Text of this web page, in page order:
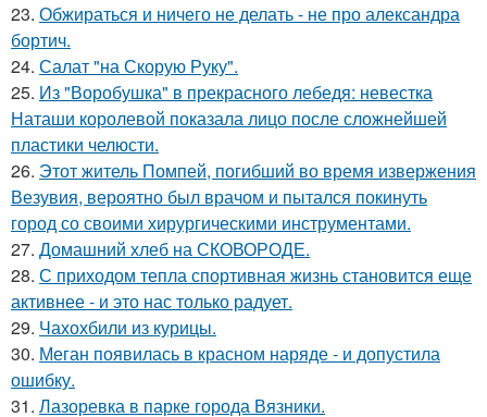
23. Обжираться и ничего не делать - не про александра
бортич.
24. Салат "на Скорую Руку".
25. Из "Воробушка" в прекрасного лебедя: невестка
Наташи королевой показала лицо после сложнейшей
пластики челюсти.
26. Этот житель Помпей, погибший во время извержения
Везувия, вероятно был врачом и пытался покинуть
город со своими хирургическими инструментами.
27. Домашний хлеб на СКОВОРОДЕ.
28. С приходом тепла спортивная жизнь становится еще
активнее - и это нас только радует.
29. Чахохбили из курицы.
30. Меган появилась в красном наряде - и допустила
ошибку.
31. Лазоревка в парке города Вязники.